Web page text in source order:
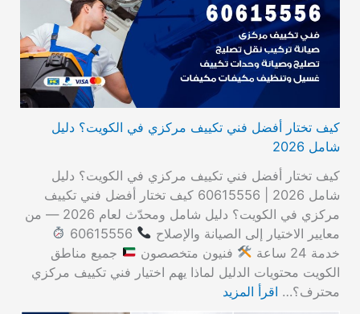
كيف تختار أفضل فني تكييف مركزي في الكويت؟ دليل
شامل 2026
كيف تختار أفضل فني تكييف مركزي في الكويت؟ دليل
شامل 2026 | 60615556 كيف تختار أفضل فني تكييف
مركزي في الكويت؟ دليل شامل ومحدّث لعام 2026 — من
معايير الاختيار إلى الصيانة والإصلاح
خدمة 24 ساعة
فنيون متخصصون
جميع مناطق
الكويت محتويات الدليل لماذا يهم اختيار فني تكييف مركزي
محترف؟… اقرأ المزيد